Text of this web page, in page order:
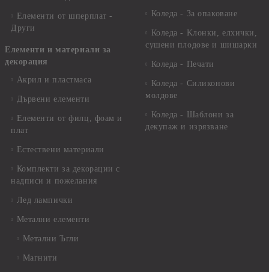
Елементи от шперплат -
Други
Елементи и материали за
декорация
Акрил и пластмаса
Дървени елементи
Елементи от филц, фоам и
плат
Естествени материали
Комплекти за декорации с
надписи и пожелания
Лед лампички
Метални елементи
Метални Ъгли
Магнити
Коледа - За опаковане
Коледа - Kлонки, елхички,
сушени плодове и шишарки
Коледа - Печати
Коледа - Силиконови
молдове
Коледа - Шаблони за
декупаж и изрязване